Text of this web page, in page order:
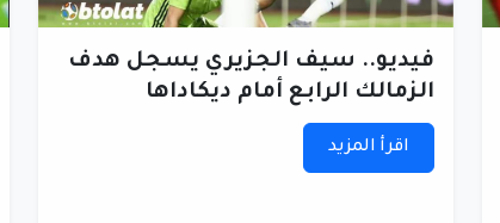
فيديو.. سيف الجزيري يسجل هدف
الزمالك الرابع أمام ديكاداها
اقرأ المزيد